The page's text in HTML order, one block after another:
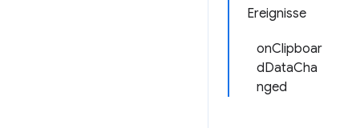
Ereignisse
onClipboar
dDataCha
nged